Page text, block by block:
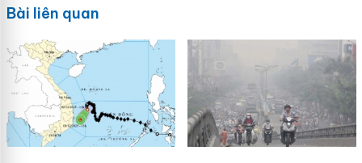
Bài liên quan